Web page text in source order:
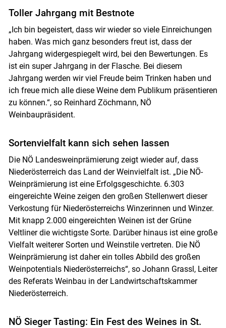
Toller Jahrgang mit Bestnote
„Ich bin begeistert, dass wir wieder so viele Einreichungen
haben. Was mich ganz besonders freut ist, dass der
Jahrgang widergespiegelt wird, bei den Bewertungen. Es
ist ein super Jahrgang in der Flasche. Bei diesem
Jahrgang werden wir viel Freude beim Trinken haben und
ich freue mich alle diese Weine dem Publikum präsentieren
zu können.“, so Reinhard Zöchmann, NÖ
Weinbaupräsident.
Sortenvielfalt kann sich sehen lassen
Die NÖ Landesweinprämierung zeigt wieder auf, dass
Niederösterreich das Land der Weinvielfalt ist. „Die NÖ-
Weinprämierung ist eine Erfolgsgeschichte. 6.303
eingereichte Weine zeigen den großen Stellenwert dieser
Verkostung für Niederösterreichs Winzerinnen und Winzer.
Mit knapp 2.000 eingereichten Weinen ist der Grüne
Veltliner die wichtigste Sorte. Darüber hinaus ist eine große
Vielfalt weiterer Sorten und Weinstile vertreten. Die NÖ
Weinprämierung ist daher ein tolles Abbild des großen
Weinpotentials Niederösterreichs“, so Johann Grassl, Leiter
des Referats Weinbau in der Landwirtschaftskammer
Niederösterreich.
NÖ Sieger Tasting: Ein Fest des Weines in St.